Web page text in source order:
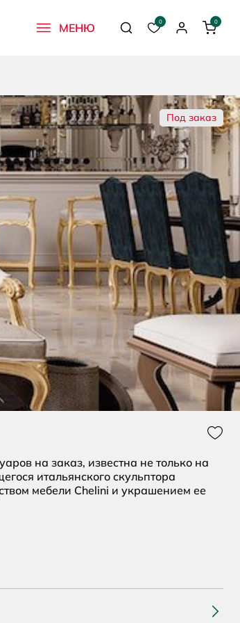
МЕНЮ ПоискИзбранное
0
Профиль
0
на заказ, известна не только на
итальянского скульптора
мебели Chelini и украшением ее
Под заказ